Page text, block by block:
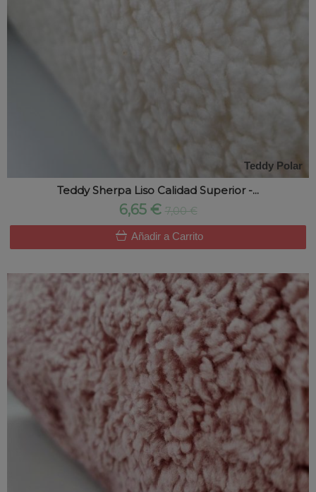
Teddy Polar
Teddy Sherpa Liso Calidad Superior -...
6,65 € 7,00 €
Añadir a Carrito